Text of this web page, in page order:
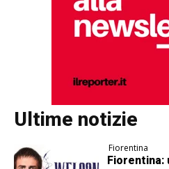
Ultime notizie
Fiorentina
Fiorentina: